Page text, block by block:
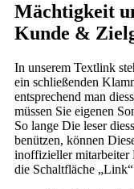
Mächtigkeit
Kunde &
In unserem Textlink
ein schließenden
entsprechend man
müssen Sie eigenen
So lange Die leser
benützen, können
inoffizieller mitarbeiter
die Schaltfläche